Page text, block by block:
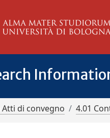
di convegno 4.01